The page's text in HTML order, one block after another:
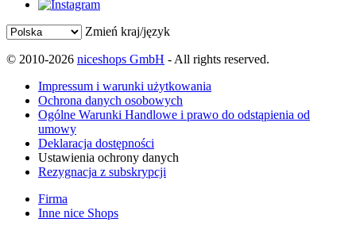
Zmień kraj/język
© 2010-2026 niceshops GmbH - All rights reserved.
Impressum i warunki użytkowania
Ochrona danych osobowych
Ogólne Warunki Handlowe i prawo do odstąpienia od
umowy
Deklaracja dostępności
Ustawienia ochrony danych
Rezygnacja z subskrypcji
Firma
Inne nice Shops